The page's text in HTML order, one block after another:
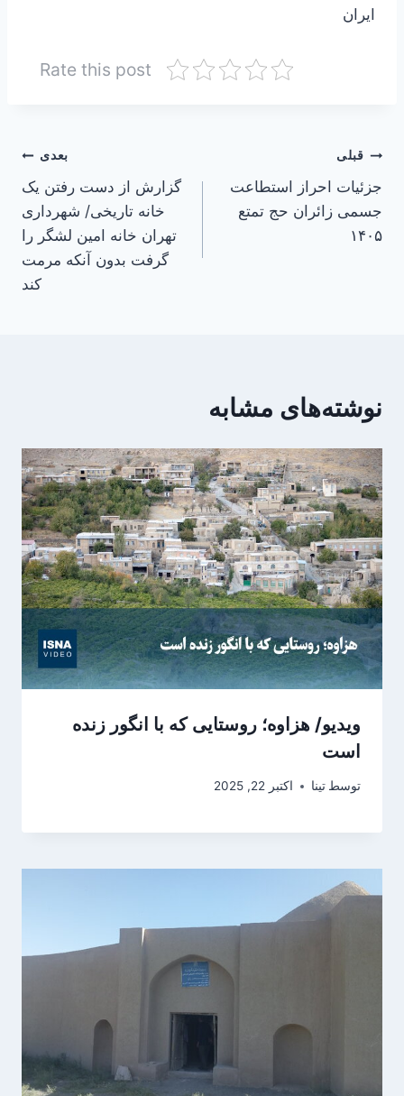
ایران
Rate this post
راهبری
نوشته
قبلی
جزئیات احراز استطاعت
جسمی زائران حج تمتع
۱۴۰۵
بعدی
گزارش از دست رفتن یک
خانه تاریخی/ شهرداری
تهران خانه امین لشگر را
گرفت بدون آنکه مرمت
کند
نوشته‌های مشابه
ویدیو/ هزاوه؛ روستایی که با انگور زنده
است
توسط تینا اکتبر 22, 2025